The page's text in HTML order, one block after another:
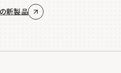
新製品